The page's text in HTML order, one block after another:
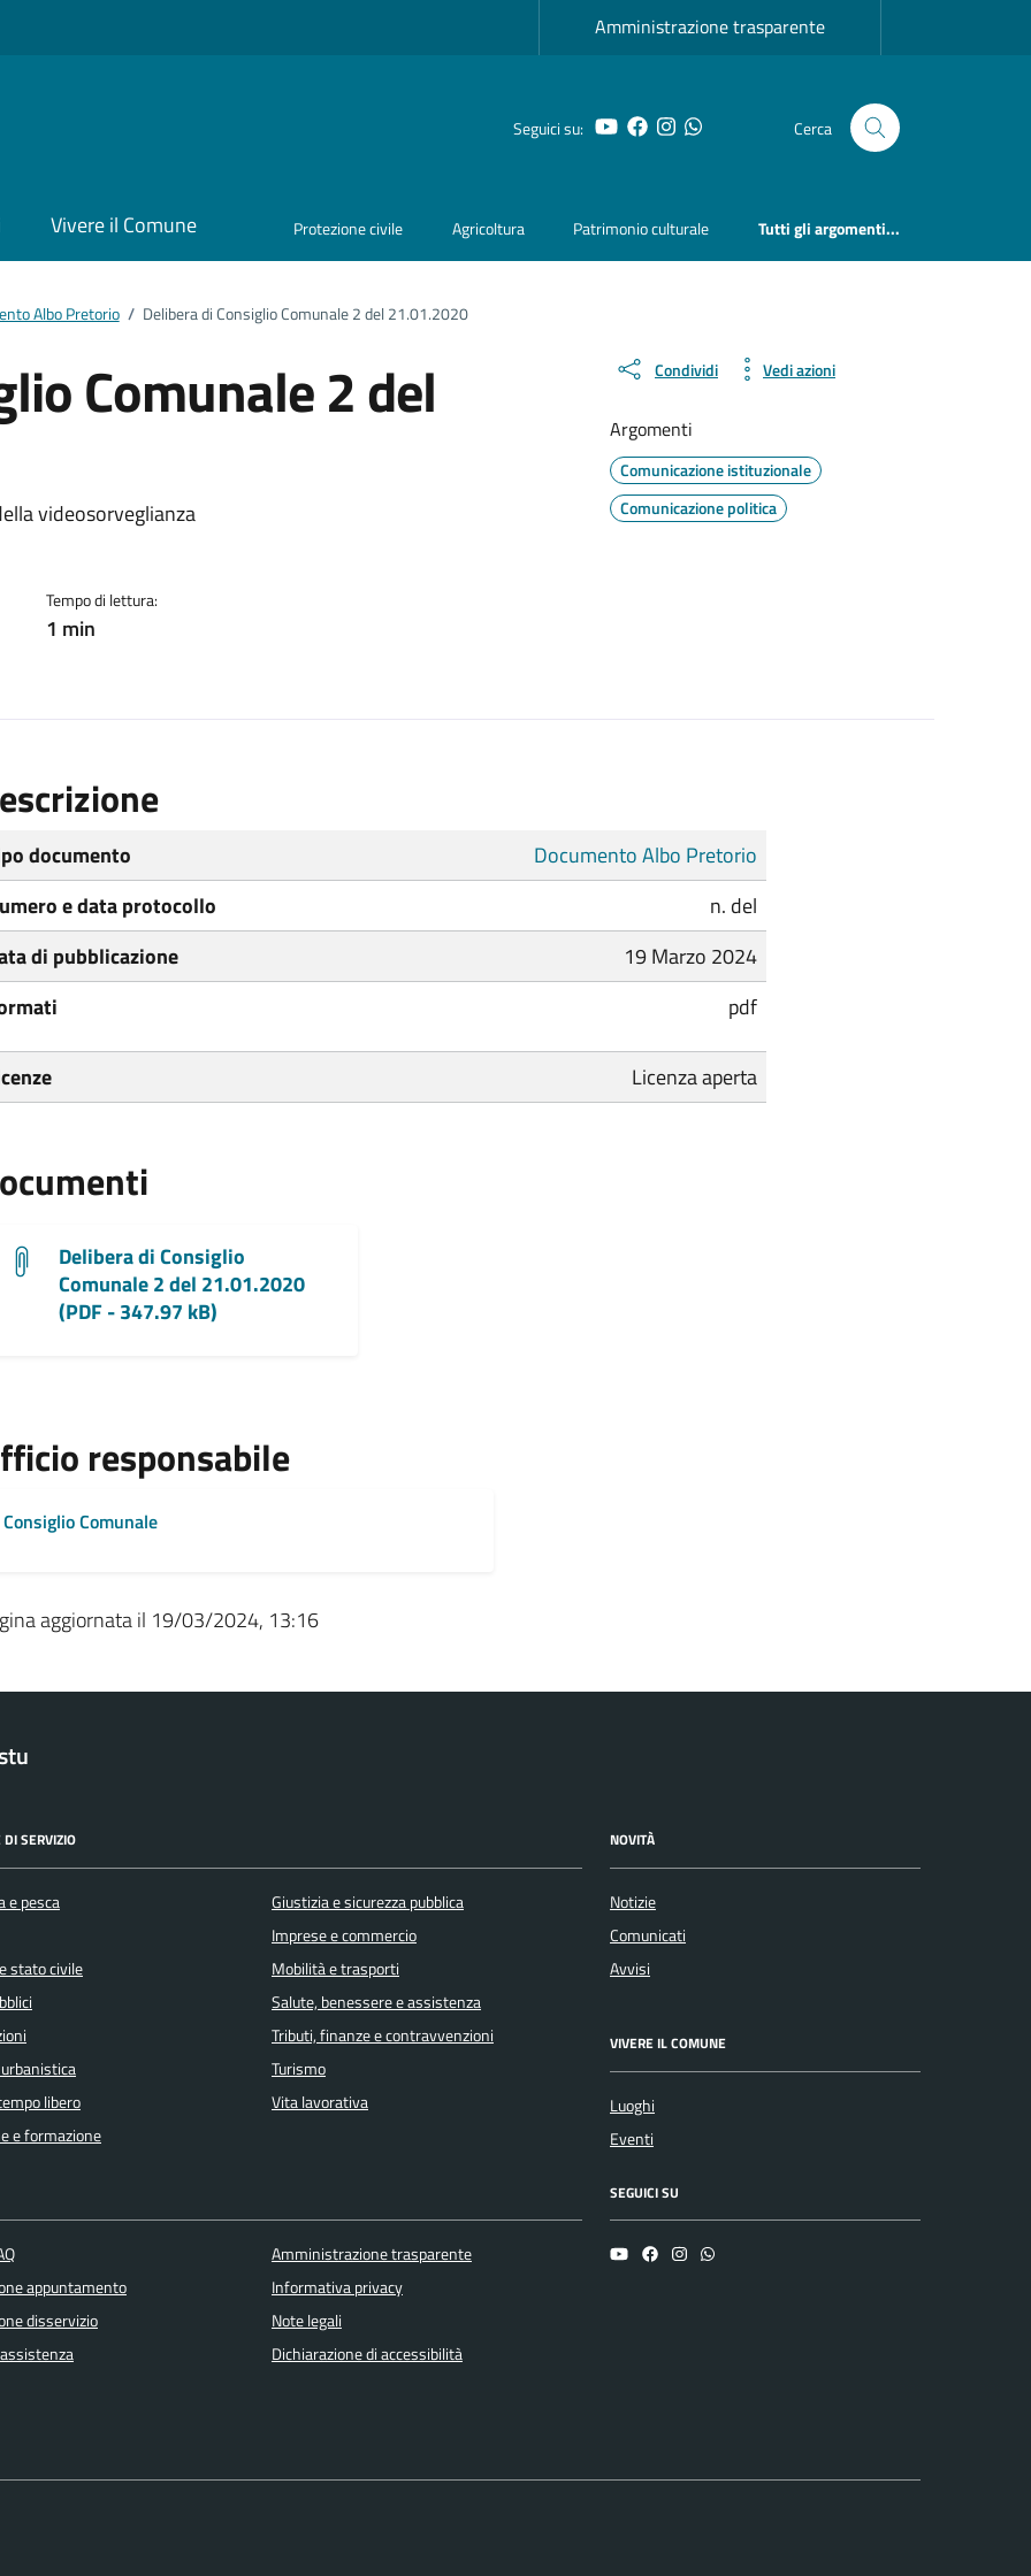
Amministrazione trasparente
Seguici su: YouTube
Facebook
Instagram
Whatsapp Cerca
Vivere il Comune Protezione civile Agricoltura Patrimonio culturale Tutti gli argomenti...
Albo Pretorio / Delibera di Consiglio Comunale 2 del 21.01.2020
Comunale 2 del
videosorveglianza
Tempo di lettura:
1 min
Condividi Vedi azioni
Argomenti
Comunicazione istituzionale
Comunicazione politica
documento
Documento Albo Pretorio
e data protocollo
n. del
di pubblicazione
19 Marzo 2024
pdf
Licenza aperta
Delibera di Consiglio
Comunale 2 del 21.01.2020
(PDF - 347.97 kB)
responsabile
Consiglio Comunale
aggiornata il 19/03/2024, 13:16
DI SERVIZIO
e pesca
stato civile
libero
e formazione
Giustizia e sicurezza pubblica
Imprese e commercio
Mobilità e trasporti
Salute, benessere e assistenza
Tributi, finanze e contravvenzioni
Turismo
Vita lavorativa
NOVITÀ
Notizie
Comunicati
Avvisi
VIVERE IL COMUNE
Luoghi
Eventi
appuntamento
disservizio
Amministrazione trasparente
Informativa privacy
Note legali
Dichiarazione di accessibilità
SEGUICI SU
YouTubeFacebookInstagramWhatsapp